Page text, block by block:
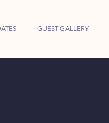
GUEST GALLERY